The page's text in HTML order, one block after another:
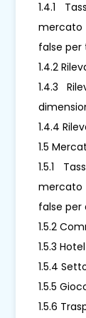
1.4.1
false per
1.4.2
1.4.3
1.4.4
1.5
1.5.1
false per
1.5.2
1.5.3 Hotel
1.5.4
1.5.5
1.5.6